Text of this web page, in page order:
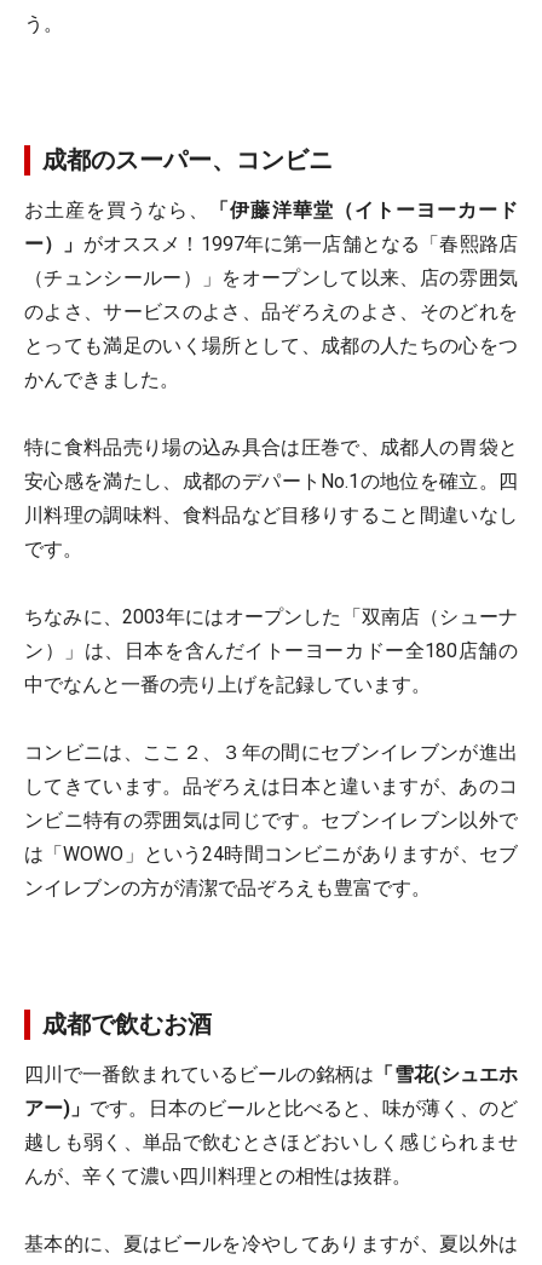
う。
成都のスーパー、コンビニ
お土産を買うなら、
「伊藤洋華堂（イトーヨーカード
ー）」 がオススメ！1997年に第一店舗となる「春熙路店
（チュンシールー）」をオープンして以来、店の雰囲気
のよさ、サービスのよさ、品ぞろえのよさ、そのどれを
とっても満足のいく場所として、成都の人たちの心をつ
かんできました。
特に食料品売り場の込み具合は圧巻で、成都人の胃袋と
安心感を満たし、成都のデパートNo.1の地位を確立。四
川料理の調味料、食料品など目移りすること間違いなし
です。
ちなみに、2003年にはオープンした「双南店（シューナ
ン）」は、日本を含んだイトーヨーカドー全180店舗の
中でなんと一番の売り上げを記録しています。
コンビニは、ここ２、３年の間にセブンイレブンが進出
してきています。品ぞろえは日本と違いますが、あのコ
ンビニ特有の雰囲気は同じです。セブンイレブン以外で
は「WOWO」という24時間コンビニがありますが、セブ
ンイレブンの方が清潔で品ぞろえも豊富です。
成都で飲むお酒
四川で一番飲まれているビールの銘柄は 「雪花(シュエホ
アー)」 です。日本のビールと比べると、味が薄く、のど
越しも弱く、単品で飲むとさほどおいしく感じられませ
んが、辛くて濃い四川料理との相性は抜群。
基本的に、夏はビールを冷やしてありますが、夏以外は